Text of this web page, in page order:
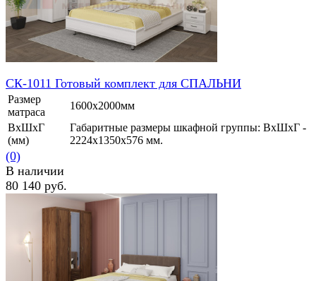
избранное сравнить
СК-1011 Готовый комплект для СПАЛЬНИ
Размер
матраса
1600х2000мм
ВхШхГ
(мм)
Габаритные размеры шкафной группы: ВхШхГ -
2224х1350х576 мм.
(0)
В наличии
80 140 руб.